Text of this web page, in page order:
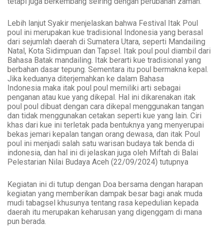
Lebih lanjut Syakir menjelaskan bahwa Festival Itak Poul
poul ini merupakan kue tradisional Indonesia yang berasal
dari sejumlah daerah di Sumatera Utara, seperti Mandailing
Natal, Kota Sidimpuan dan Tapsel. Itak poul poul diambil dari
Bahasa Batak mandailing. Itak berarti kue tradisional yang
berbahan dasar tepung. Sementara itu poul bermakna kepal.
Jika keduanya diterjemahkan ke dalam Bahasa
Indonesia maka itak poul poul memiliki arti sebagai
penganan atau kue yang dikepal. Hal ini dikarenakan itak
poul poul dibuat dengan cara dikepal menggunakan tangan
dan tidak menggunakan cetakan seperti kue yang lain. Ciri
khas dari kue ini terletak pada bentuknya yang menyerupai
bekas jemari kepalan tangan orang dewasa, dan itak Poul
poul ini menjadi salah satu warisan budaya tak benda di
indonesia, dan hal ini di jelaskan juga oleh Miftah di Balai
Pelestarian Nilai Budaya Aceh (22/09/2024) tutupnya
Kegiatan ini di tutup dengan Doa bersama dengan harapan
kegiatan yang memberikan dampak besar bagi anak muda
mudi tabagsel khusunya tentang rasa kepedulian kepada
daerah itu merupakan keharusan yang digenggam di mana
pun berada.